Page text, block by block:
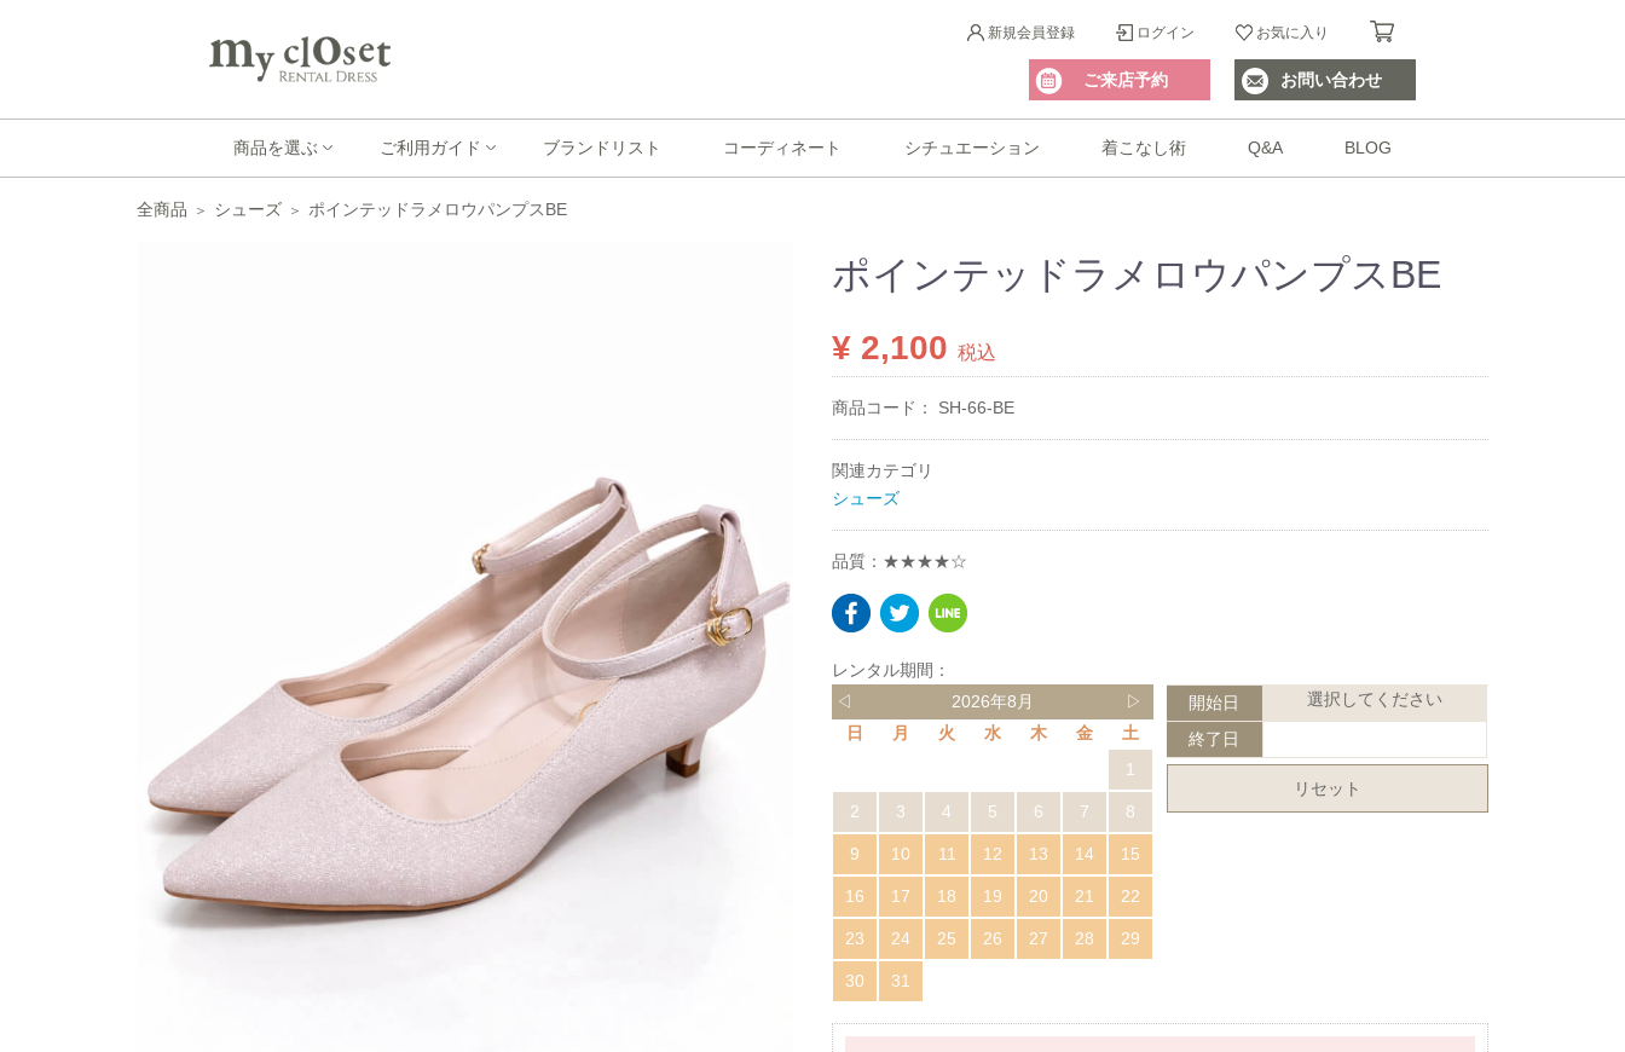
新規会員登録 ログイン お気に入り
ご来店予約 お問い合わせ
商品を選ぶ ご利用ガイド ブランドリスト コーディネート シチュエーション 着こなし術 Q&A BLOG
全商品 シューズ ポインテッドラメロウパンプスBE
ポインテッドラメロウパンプスBE
¥ 2,100 税込
商品コード： SH-66-BE
関連カテゴリ
シューズ
品質：★★★★☆
レンタル期間：
◁
2026年8月
▷
日
月 火 水 木 金
土
1
2 3 4 5 6 7 8
9 10 11 12 13 14 15
16 17 18 19 20 21 22
23 24 25 26 27 28 29
30 31
開始日 選択してください
終了日
リセット